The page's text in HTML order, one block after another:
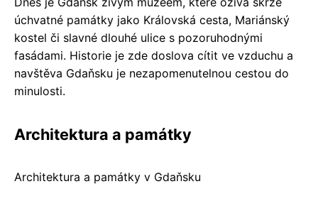
úchvatné památky jako Královská cesta, Mariánský
kostel či slavné dlouhé ulice s pozoruhodnými
fasádami. Historie je zde doslova cítit ve vzduchu a
navštěva Gdaňsku je nezapomenutelnou cestou do
minulosti.
Architektura a památky
Architektura a památky v Gdaňsku